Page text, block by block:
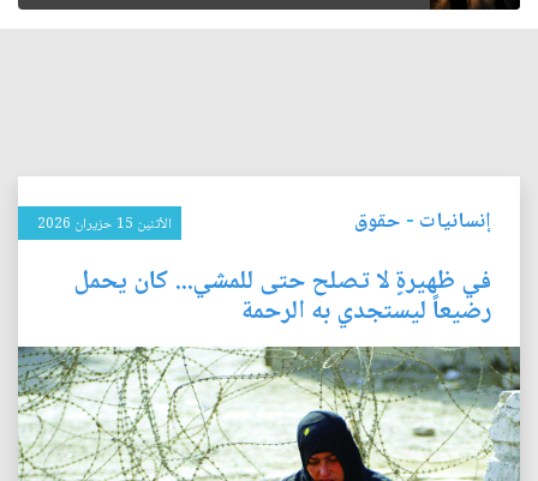
إنسانيات - حقوق الأثنين 15 حزيران 2026
في ظهيرةٍ لا تصلح حتى للمشي... كان يحمل
رضيعاً ليستجدي به الرحمة